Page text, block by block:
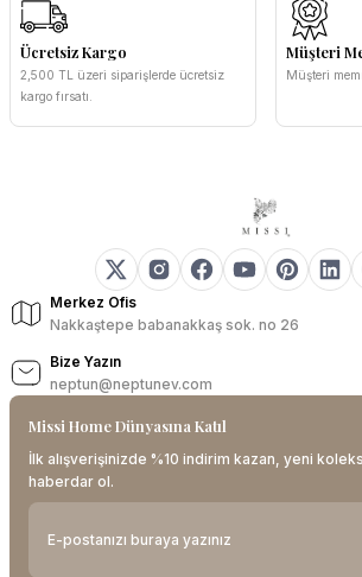
Ücretsiz Kargo
2,500 TL üzeri siparişlerde ücretsiz
kargo fırsatı.
Müşteri
Müşteri
Merkez Ofis
Nakkaştepe babanakkaş sok. no 26
Bize Yazın
neptun@neptunev.com
Missi Home Dünyasına Katıl
İlk alışverişinizde %10 indirim kazan, yeni
haberdar ol.